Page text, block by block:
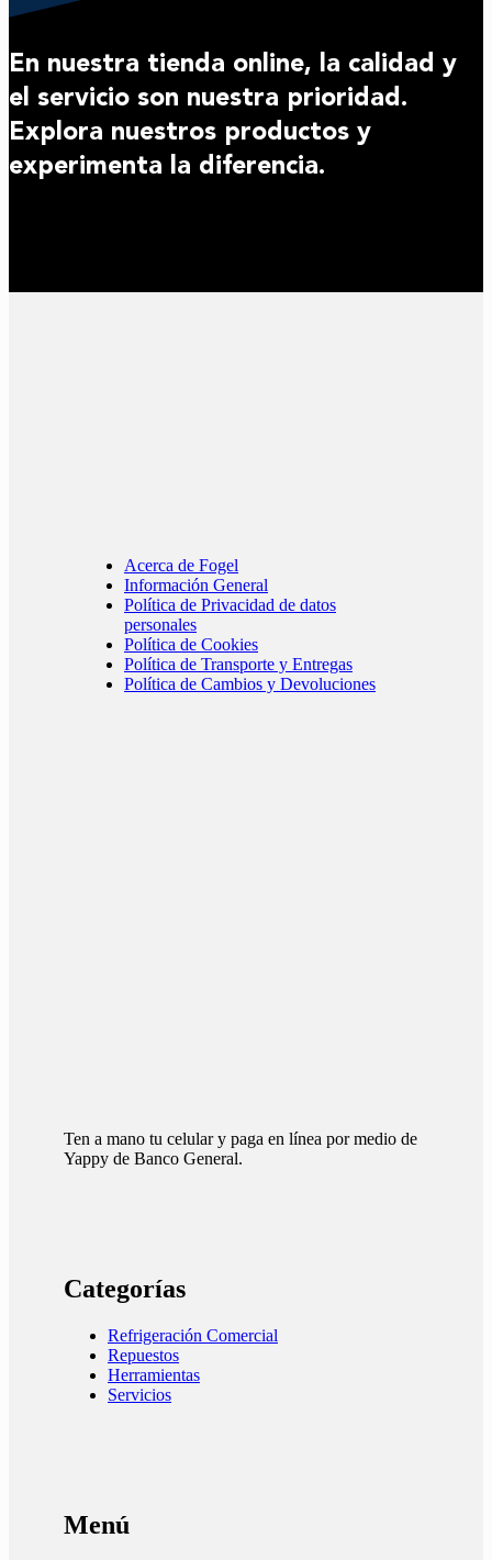
En nuestra tienda online, la calidad y
el servicio son nuestra prioridad.
Explora nuestros productos y
experimenta la diferencia.
Acerca de Fogel
Información General
Política de Privacidad de datos
personales
Política de Cookies
Política de Transporte y Entregas
Política de Cambios y Devoluciones
Ten a mano tu celular y paga en línea por medio de
Yappy de Banco General.
Categorías
Refrigeración Comercial
Repuestos
Herramientas
Servicios
Menú